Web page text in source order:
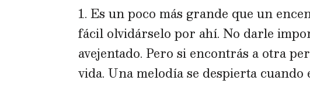
1. Es un poco más grande que un
fácil olvidárselo por ahí. No darle
avejentado. Pero si encontrás a otra
vida. Una melodía se despierta cuando